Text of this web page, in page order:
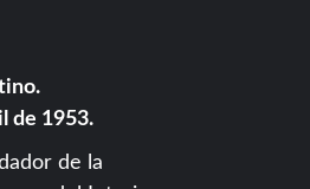
de 1953.
de la